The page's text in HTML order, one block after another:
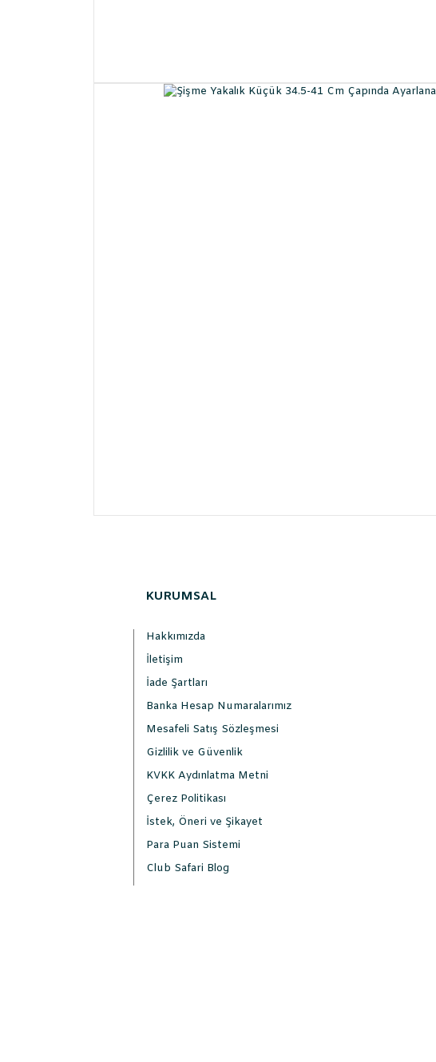
KURUMSAL
Hakkımızda
İletişim
İade Şartları
Banka Hesap Numaralarımız
Mesafeli Satış Sözleşmesi
Gizlilik ve Güvenlik
KVKK Aydınlatma Metni
Çerez Politikası
İstek, Öneri ve Şikayet
Para Puan Sistemi
Club Safari Blog